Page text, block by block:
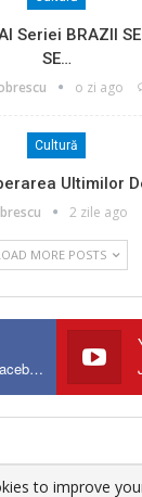
Seriei BRAZII SE
SE…
o zi ago
Cultură
Ultimilor
2 zile ago
MORE POSTS
Join us on Facebook
to improve